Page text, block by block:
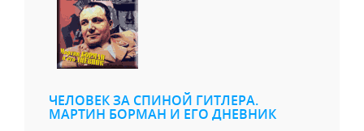
ЧЕЛОВЕК ЗА СПИНОЙ ГИТЛЕРА.
МАРТИН БОРМАН И ЕГО ДНЕВНИК